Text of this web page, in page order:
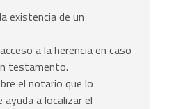
existencia de un
a la herencia en caso
testamento.
el notario que lo
a localizar el